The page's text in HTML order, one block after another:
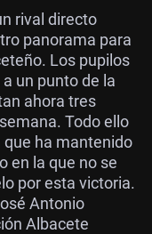
rival directo
panorama para
Los pupilos
un punto de la
ahora tres
Todo ello
que ha mantenido
en la que no se
por esta victoria.
Antonio
Albacete